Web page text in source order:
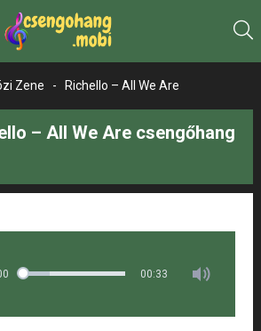
Zene - Richello – All We Are
– All We Are csengőhang
00:33